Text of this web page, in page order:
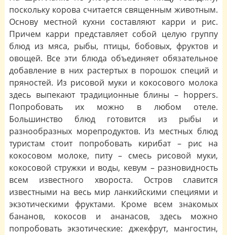
поскольку корова считается священным животным.
Основу местной кухни составляют карри и рис.
Причем карри представляет собой целую группу
блюд из мяса, рыбы, птицы, бобовых, фруктов и
овощей. Все эти блюда объединяет обязательное
добавление в них растертых в порошок специй и
пряностей. Из рисовой муки и кокосового молока
здесь выпекают традиционные блины – hoppers.
Попробовать их можно в любом отеле.
Большинство блюд готовится из рыбы и
разнообразных морепродуктов. Из местных блюд
туристам стоит попробовать кирибат – рис на
кокосовом молоке, питу – смесь рисовой муки,
кокосовой стружки и воды, кевум – разновидность
всем известного хвороста. Остров славится
известными на весь мир ланкийскими специями и
экзотическими фруктами. Кроме всем знакомых
бананов, кокосов и ананасов, здесь можно
попробовать экзотические: джекфрут, мангостин,